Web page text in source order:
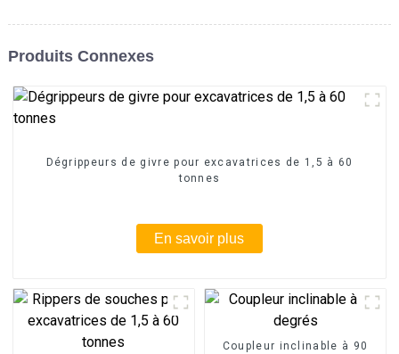
Produits Connexes
Dégrippeurs de givre pour excavatrices de 1,5 à 60
tonnes
En savoir plus
Coupleur inclinable à 90